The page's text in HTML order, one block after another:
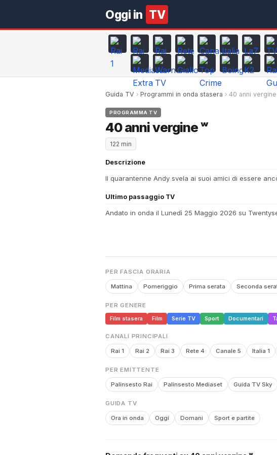
Oggi in TV
Guida TV Programmi in onda stasera 40 anni
PROGRAMMA TV
40 anni vergine ʷ
122 min
Descrizione
Il quarantenne Andy svela ai suoi amici di essere
Ultimo passaggio TV
Andato in onda il Lunedì 25 Maggio 2026 su
PER FASCIA ORARIA
Mattina Pomeriggio Prima serata Seconda
PER GENERE
Film stasera
Film Serie TV Sport Documentari
CANALI PRINCIPALI
Rai 1 Rai 2 Rai 3 Rete 4 Canale 5 Italia 1
PER EMITTENTE
Palinsesto Rai Palinsesto Mediaset Guida TV Sky
GUIDA TV
Ora in onda Oggi Domani Sport e partite